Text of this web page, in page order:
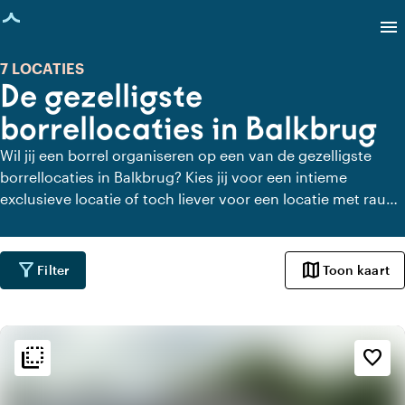
geladen
menu
De gezelligste
borrellocaties in Balkbrug
7 LOCATIES
Wil jij een borrel organiseren op een van de gezelligste
borrellocaties in Balkbrug? Kies jij voor een intieme
exclusieve locatie of toch liever voor een locatie met rauw
een lijst met de geschikte locatie om wat te vieren samen
met je collega’s.
filter_alt Filter map Toon kaart
flip_to_back favorite_border
flip_to_back Sfeer en esthetiek
info
Bruin Cafe